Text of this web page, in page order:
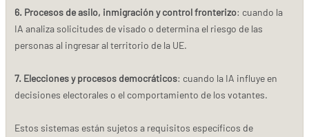
6. Procesos de asilo, inmigración y control fronterizo: cuando la
IA analiza solicitudes de visado o determina el riesgo de las
personas al ingresar al territorio de la UE.
7. Elecciones y procesos democráticos: cuando la IA influye en
decisiones electorales o el comportamiento de los votantes.
Estos sistemas están sujetos a requisitos específicos de